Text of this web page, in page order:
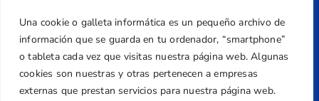
Una cookie o galleta informática es un pequeño archivo de
información que se guarda en tu ordenador, “smartphone”
o tableta cada vez que visitas nuestra página web. Algunas
cookies son nuestras y otras pertenecen a empresas
externas que prestan servicios para nuestra página web.
Dirección
Centre de L´Esport, Carrer d'Isaac Peral i
Caballero, Nº 5, Despachos 2 y 3, 46980,
Valencia